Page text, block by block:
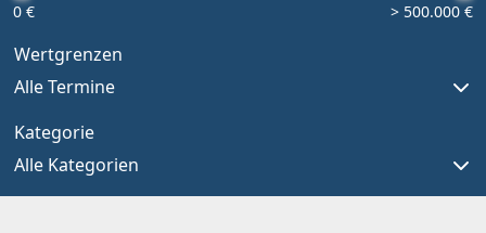
0 € > 500.000 €
Wertgrenzen
Alle Termine
Kategorie
Alle Kategorien